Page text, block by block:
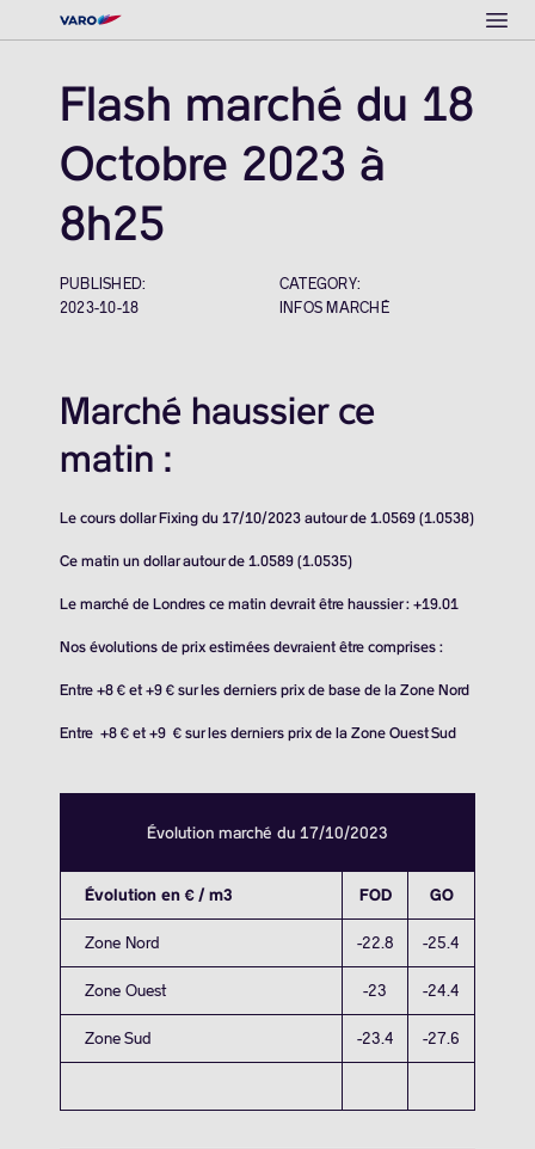
Flash marché du 18
Octobre 2023 à
8h25
PUBLISHED:
2023-10-18
CATEGORY:
INFOS MARCHÉ
Marché haussier ce
matin :
Le cours dollar Fixing du 17/10/2023 autour de 1.0569 (1.0538)
Ce matin un dollar autour de 1.0589 (1.0535)
Le marché de Londres ce matin devrait être haussier : +19.01
Nos évolutions de prix estimées devraient être comprises :
Entre +8 € et +9 € sur les derniers prix de base de la Zone Nord
Entre +8 € et +9 € sur les derniers prix de la Zone Ouest Sud
Évolution marché du 17/10/2023
Évolution en € / m3 FOD GO
Zone Nord -22.8 -25.4
Zone Ouest -23 -24.4
Zone Sud -23.4 -27.6